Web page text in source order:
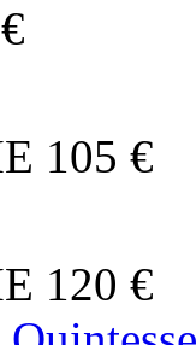
105 €
120 €